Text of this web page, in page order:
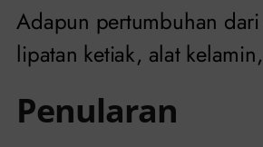
Adapun pertumbuhan
lipatan ketiak, alat
Penularan